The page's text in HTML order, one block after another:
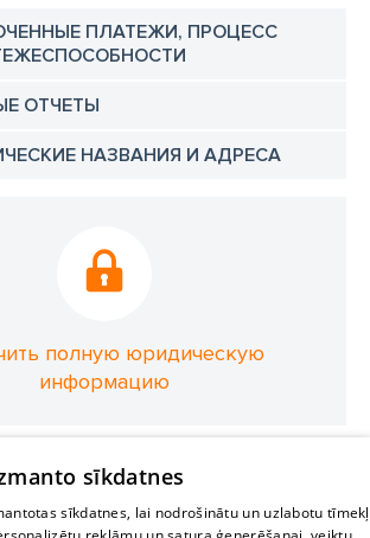
ПЛАТЕЖИ, ПРОЦЕСС
ОТЧЕТЫ
НАЗВАНИЯ И АДРЕСА
полную юридическую
информацию
sīkdatnes
sīkdatnes, lai nodrošinātu un uzlabotu